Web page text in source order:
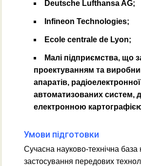
Deutsche Lufthansa AG;
Infineon Technologies;
Ecole centrale de Lyon;
Малі підприємства, що
проектуванням та
апаратів,
автоматизованих систем,
електронною
Умови підготовки
Сучасна науково-технічна
застосування передових